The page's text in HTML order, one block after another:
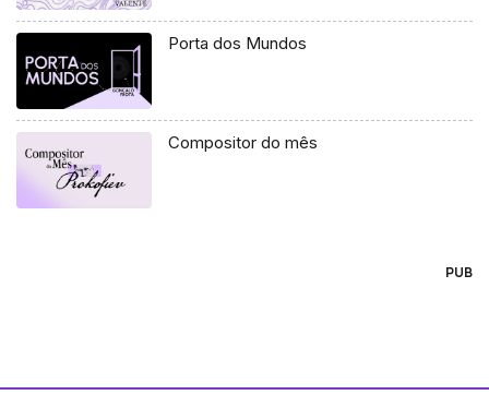
Porta dos Mundos
Compositor do mês
PUB